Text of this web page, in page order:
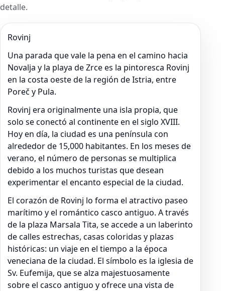
detalle.
Rovinj
Una parada que vale la pena en el camino hacia
Novalja y la playa de Zrce es la pintoresca Rovinj
en la costa oeste de la región de Istria, entre
Poreč y Pula.
Rovinj era originalmente una isla propia, que
solo se conectó al continente en el siglo XVIII.
Hoy en día, la ciudad es una península con
alrededor de 15,000 habitantes. En los meses de
verano, el número de personas se multiplica
debido a los muchos turistas que desean
experimentar el encanto especial de la ciudad.
El corazón de Rovinj lo forma el atractivo paseo
marítimo y el romántico casco antiguo. A través
de la plaza Marsala Tita, se accede a un laberinto
de calles estrechas, casas coloridas y plazas
históricas: un viaje en el tiempo a la época
veneciana de la ciudad. El símbolo es la iglesia de
Sv. Eufemija, que se alza majestuosamente
sobre el casco antiguo y ofrece una vista de